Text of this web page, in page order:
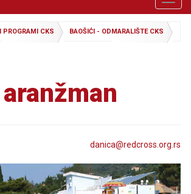
PROGRAMI CKS BAOŠIĆI - ODMARALIŠTE CKS
danica@redcross .org .rs